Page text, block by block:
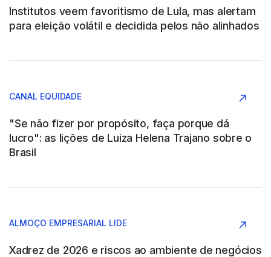
Agronegócio
Institutos veem favoritismo de Lula, mas alertam
para eleição volátil e decidida pelos não alinhados
CANAL EQUIDADE
"Se não fizer por propósito, faça porque dá
lucro": as lições de Luiza Helena Trajano sobre o
Brasil
ALMOÇO EMPRESARIAL LIDE
Xadrez de 2026 e riscos ao ambiente de negócios